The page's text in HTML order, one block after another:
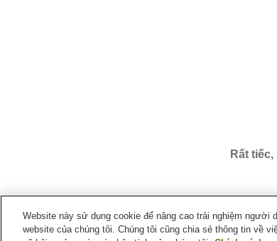
Rất
Trang chủ Nhật Bản Tỉnh Miyagi
Website này sử dụng cookie để nâng cao trải nghiệm
website của chúng tôi. Chúng tôi cũng chia sẻ thông tin về